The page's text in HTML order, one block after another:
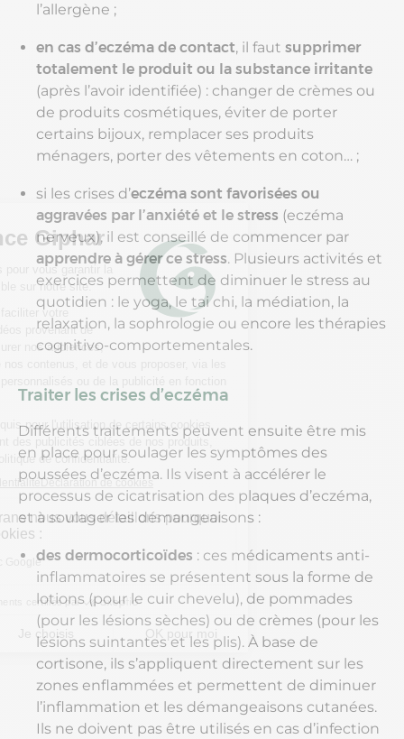
l’allergène ;
en cas d’eczéma de contact, il faut supprimer
totalement le produit ou la substance irritante
(après l’avoir identifiée) : changer de crèmes ou
de produits cosmétiques, éviter de porter
certains bijoux, remplacer ses produits
ménagers, porter des vêtements en coton… ;
si les crises d’eczéma sont favorisées ou
aggravées par l’anxiété et le stress (eczéma
nerveux), il est conseillé de commencer par
apprendre à gérer ce stress. Plusieurs activités et
exercices permettent de diminuer le stress au
quotidien : le yoga, le tai chi, la médiation, la
relaxation, la sophrologie ou encore les thérapies
cognitivo-comportementales.
Traiter les crises d’eczéma
Différents traitements peuvent ensuite être mis
en place pour soulager les symptômes des
poussées d’eczéma. Ils visent à accélérer le
processus de cicatrisation des plaques d’eczéma,
et à soulager les démangeaisons :
des dermocorticoïdes : ces médicaments anti-
inflammatoires se présentent sous la forme de
lotions (pour le cuir chevelu), de pommades
(pour les lésions sèches) ou de crèmes (pour les
lésions suintantes et les plis). À base de
cortisone, ils s’appliquent directement sur les
zones enflammées et permettent de diminuer
l’inflammation et les démangeaisons cutanées.
Ils ne doivent pas être utilisés en cas d’infection